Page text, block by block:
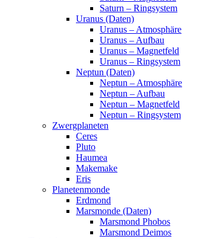
Saturn – Ringsystem
Uranus (Daten)
Uranus – Atmosphäre
Uranus – Aufbau
Uranus – Magnetfeld
Uranus – Ringsystem
Neptun (Daten)
Neptun – Atmosphäre
Neptun – Aufbau
Neptun – Magnetfeld
Neptun – Ringsystem
Zwergplaneten
Ceres
Pluto
Haumea
Makemake
Eris
Planetenmonde
Erdmond
Marsmonde (Daten)
Marsmond Phobos
Marsmond Deimos